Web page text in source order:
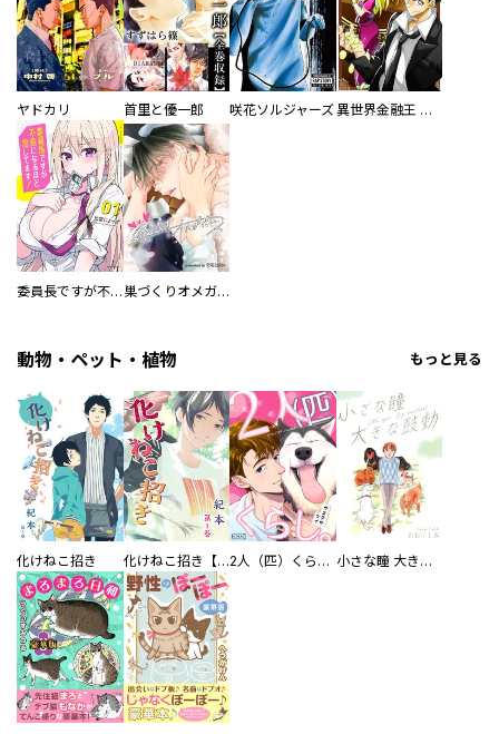
ヤドカリ 首里と優一郎 咲花ソルジャーズ 異世界金融王 ～クローネ・ゴルディオンの覇道～
委員長ですが不良になるほど恋してます！ 巣づくりオメガバース
動物・ペット・植物 もっと見る
化けねこ招き 化けねこ招き【描きおろし付合冊版】 2人（匹）くらし。 小さな瞳 大きな鼓動